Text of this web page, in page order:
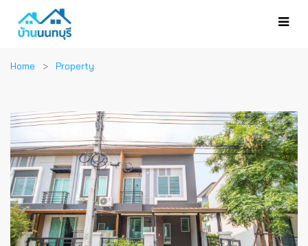
Home Property